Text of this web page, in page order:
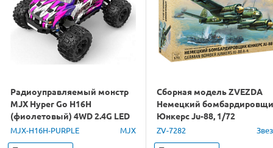
Радиоуправляемый монстр
MJX Hyper Go H16H
(фиолетовый) 4WD 2.4G LED
GPS 1/16 RTR
MJX-H16H-PURPLE MJX
Сборная модель ZVEZDA
Немецкий
Юнкерс Ju-88, 1/72
ZV-7282